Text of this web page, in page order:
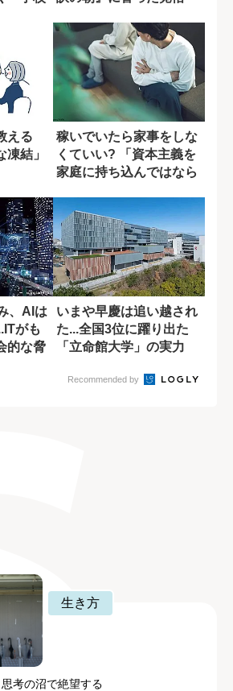
える
凍結」
稼いでいたら家事をしな
くていい? 「資本主義を
家庭に持ち込んではなら
、AIは
がも
的な脅
いまや早慶は追い越され
た...全国3位に躍り出た
「立命館大学」の実力
Recommended by
生き方
考の沼で絶望する